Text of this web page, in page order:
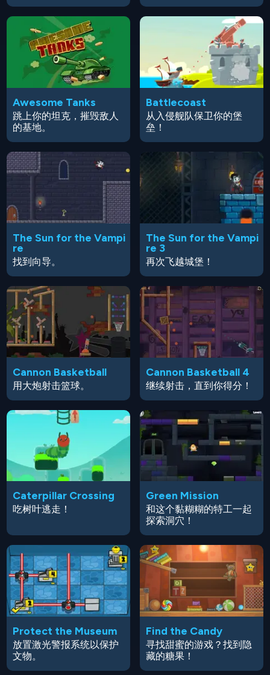
Awesome Tanks
跳上你的坦克，摧毁敌人
的基地。
Battlecoast
从入侵舰队保卫你的堡
垒！
The Sun for the Vampi
re
找到向导。
The Sun for the Vampi
re 3
再次飞越城堡！
Cannon Basketball
用大炮射击篮球。
Cannon Basketball 4
继续射击，直到你得分！
Caterpillar Crossing
吃树叶逃走！
Green Mission
和这个黏糊糊的特工一起
探索洞穴！
Protect the Museum
放置激光警报系统以保护
文物。
Find the Candy
寻找甜蜜的游戏？找到隐
藏的糖果！